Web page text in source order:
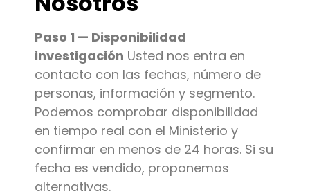
Paso 1 — Disponibilidad
investigación Usted nos entra en
contacto con las fechas, número de
personas, información y segmento.
Podemos comprobar disponibilidad
en tiempo real con el Ministerio y
confirmar en menos de 24 horas. Si su
fecha es vendido, proponemos
alternativas.